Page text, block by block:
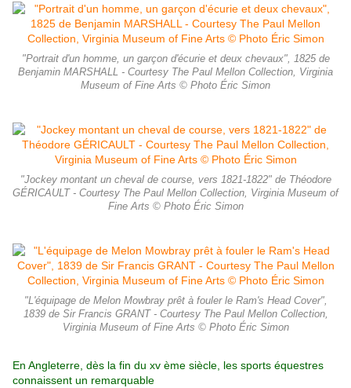
"Portrait d'un homme, un garçon d'écurie et deux chevaux", 1825 de
Benjamin MARSHALL - Courtesy The Paul Mellon Collection, Virginia
Museum of Fine Arts © Photo Éric Simon
"Jockey montant un cheval de course, vers 1821-1822" de Théodore
GÉRICAULT - Courtesy The Paul Mellon Collection, Virginia Museum of
Fine Arts © Photo Éric Simon
"L'équipage de Melon Mowbray prêt à fouler le Ram's Head Cover",
1839 de Sir Francis GRANT - Courtesy The Paul Mellon Collection,
Virginia Museum of Fine Arts © Photo Éric Simon
En Angleterre, dès la fin du xv ème siècle, les sports équestres
connaissent un remarquable